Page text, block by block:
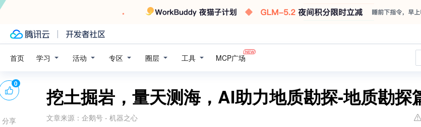
首页 学习 活动 专区 圈层 工具 MCP广场
挖土掘岩，量天测海，AI助力地质勘探-地质勘探
文章来源： 企鹅号 - 机器之心
0
分享